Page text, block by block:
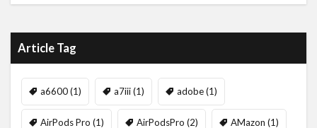
Article Tag
a6600(1) a7iii(1) adobe(1)
AirPods Pro (1) AirPodsPro (2) AMazon (1)